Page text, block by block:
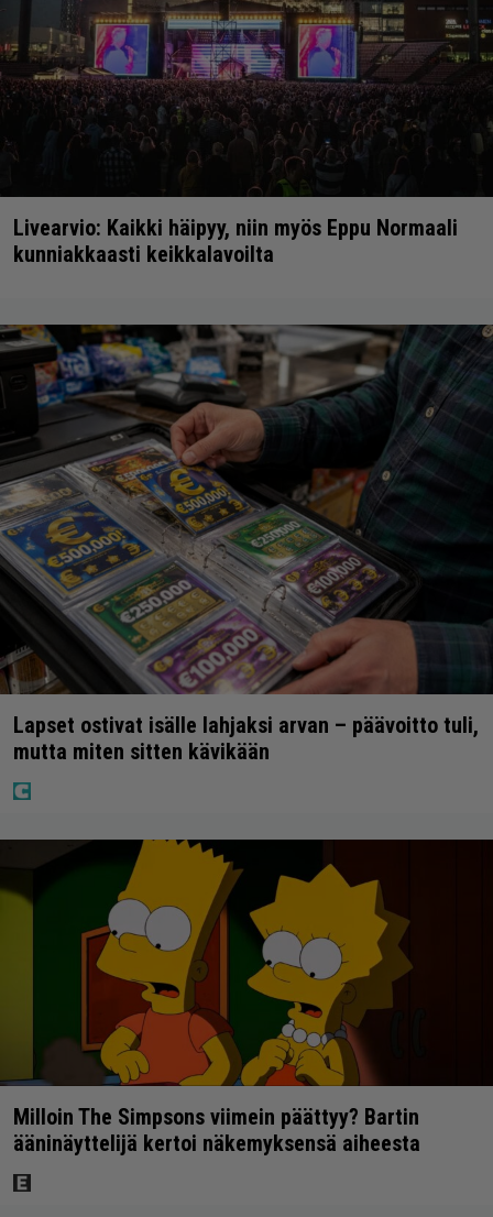
Livearvio: Kaikki häipyy, niin myös Eppu Normaali
kunniakkaasti keikkalavoilta
Lapset ostivat isälle lahjaksi arvan – päävoitto tuli,
mutta miten sitten kävikään
Milloin The Simpsons viimein päättyy? Bartin
ääninäyttelijä kertoi näkemyksensä aiheesta